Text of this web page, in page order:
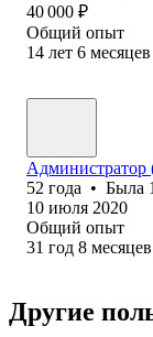
40 000 ₽
Общий опыт
14 лет 6 месяцев
Администратор
52 года • Была
10 июля 2020
Общий опыт
31 год 8 месяцев
Другие